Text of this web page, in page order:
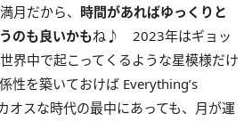
月だから、 時間があればゆっくりと
のも良いかもね♪ 2023年はギョッ
界中で起こってくるような星模様だけ
性を築いておけば Everything’s
スな時代の最中にあっても、月が運